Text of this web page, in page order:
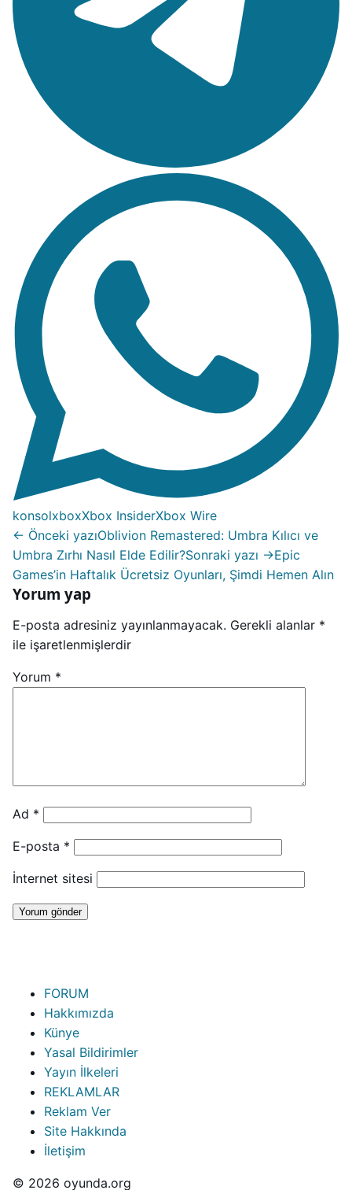
konsolxboxXbox InsiderXbox Wire
← Önceki yazıOblivion Remastered: Umbra Kılıcı ve
Umbra Zırhı Nasıl Elde Edilir?Sonraki yazı →Epic
Games’in Haftalık Ücretsiz Oyunları, Şimdi Hemen Alın
Yorum yap
E-posta adresiniz yayınlanmayacak. Gerekli alanlar *
ile işaretlenmişlerdir
Yorum *
Ad *
E-posta *
İnternet sitesi
FORUM
Hakkımızda
Künye
Yasal Bildirimler
Yayın İlkeleri
REKLAMLAR
Reklam Ver
Site Hakkında
İletişim
© 2026 oyunda.org